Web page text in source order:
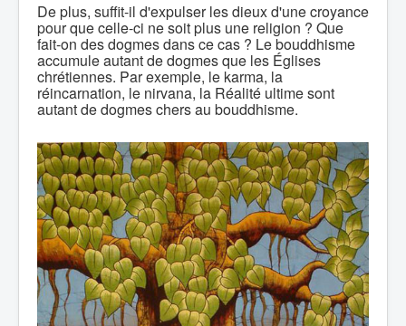
De plus, suffit-il d'expulser les dieux d'une croyance
pour que celle-ci ne soit plus une religion ? Que
fait-on des dogmes dans ce cas ? Le bouddhisme
accumule autant de dogmes que les Églises
chrétiennes. Par exemple, le karma, la
réincarnation, le nirvana, la Réalité ultime sont
autant de dogmes chers au bouddhisme.